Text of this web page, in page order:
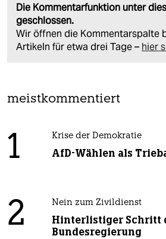
Die Kommentarfunktion unter
geschlossen.
Wir öffnen die Kommentarspalte
Artikeln für etwa drei Tage – hier
meistkommentiert
1 Krise der Demokratie
AfD-Wählen als
2 Nein zum Zivildienst
Hinterlistiger Schritt
Bundesregierung